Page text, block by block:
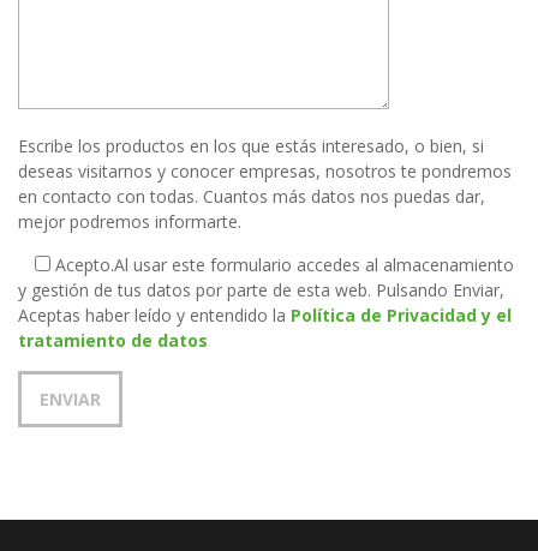
Escribe los productos en los que estás interesado, o bien, si
deseas visitarnos y conocer empresas, nosotros te pondremos
en contacto con todas. Cuantos más datos nos puedas dar,
mejor podremos informarte.
Acepto.Al usar este formulario accedes al almacenamiento
y gestión de tus datos por parte de esta web. Pulsando Enviar,
Aceptas haber leído y entendido la Política de Privacidad y el
tratamiento de datos